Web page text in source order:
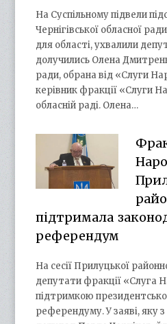
На Суспільному підвели
Чернігівської обласної
для області, ухвалили
долучились Олена
ради, обрана від «Слуги
керівник фракції «Слуги
обласній раді. Олена…
підтримала
референдум
На сесії Прилуцької
депутати фракції «Слуга
підтримкою
референдуму. У заяві, яку